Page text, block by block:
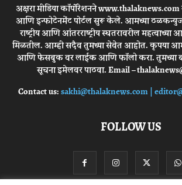
अक्षरा मीडिया कॉर्पोरेशनने www.thalaknews.com
आणि इन्फोटेनमेंट पोर्टल सुरू केले. आमच्या ठळकन्युज
राष्ट्रीय आणि आंतरराष्ट्रीय स्घतरावरील
मिळतील. आम्ही सदैव तुमच्या सेवेत आहोत. कृपया
आणि फेसबुक वर लाईक आणि फॉलो करा. तुमच्या
सूचना इमेलवर पाठवा. Email –
Contact us:sakhi@thalaknews.com |
FOLLOW US